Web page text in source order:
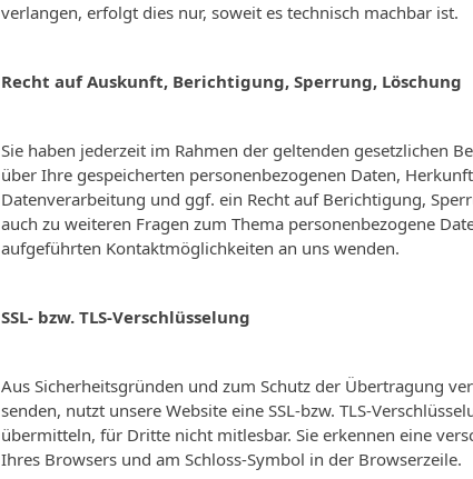
verlangen, erfolgt dies nur, soweit es technisch machbar ist.
Recht auf Auskunft, Berichtigung, Sperrung, Löschung
Sie haben jederzeit im Rahmen der geltenden gesetzlichen
über Ihre gespeicherten personenbezogenen Daten,
Datenverarbeitung und ggf. ein Recht auf Berichtigung,
auch zu weiteren Fragen zum Thema personenbezogene
aufgeführten Kontaktmöglichkeiten an uns wenden.
SSL- bzw. TLS-Verschlüsselung
Aus Sicherheitsgründen und zum Schutz der Übertragung
senden, nutzt unsere Website eine SSL-bzw. TLS-
übermitteln, für Dritte nicht mitlesbar. Sie erkennen eine
Ihres Browsers und am Schloss-Symbol in der Browserzeile.